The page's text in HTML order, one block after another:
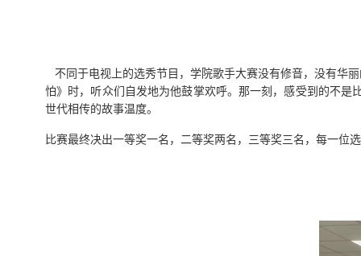
不同于电视上的选秀节目，学院歌手大赛没有修音，没有华
怕》时，听众们自发地为他鼓掌欢呼。那一刻，感受到的不
世代相传的故事温度。
比赛最终决出一等奖一名，二等奖两名，三等奖三名，每一位